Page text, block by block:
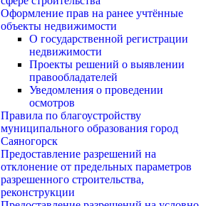
Оформление прав на ранее учтённые
объекты недвижимости
О государственной регистрации
недвижимости
Проекты решений о выявлении
правообладателей
Уведомления о проведении
осмотров
Правила по благоустройству
муниципального образования город
Саяногорск
Предоставление разрешений на
отклонение от предельных параметров
разрешенного строительства,
реконструкции